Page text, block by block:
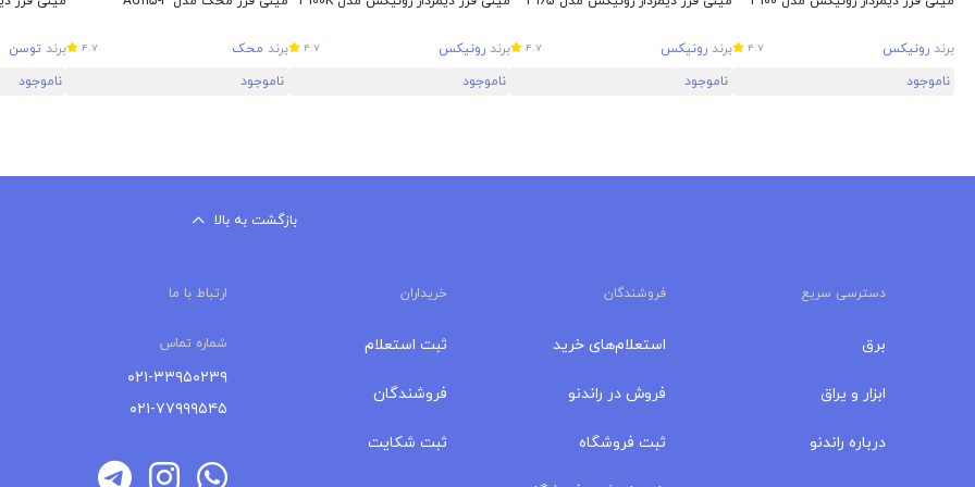
برند رونیکس 4.7
ناموجود
برند رونیکس 4.7
ناموجود
برند رونیکس 4.7
ناموجود
برند محک 4.7
ناموجود
برند توسن
ناموجود
بازگشت به بالا
دسترسی سریع فروشندگان خریداران ارتباط با ما
برق
ابزار و یراق
درباره‌ راندنو
استعلام‌های خرید
فروش در راندنو
ثبت فروشگاه
ثبت استعلام
فروشندگان
ثبت شکایت
شماره تماس
۰۲۱-۳۳۹۵۰۲۳۹
۰۲۱-۷۷۹۹۹۵۴۵